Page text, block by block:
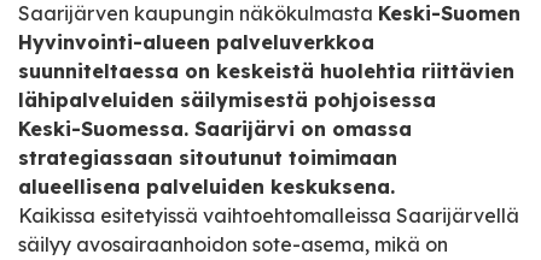
Saarijärven kaupungin näkökulmasta Keski-Suomen
Hyvinvointi-alueen palveluverkkoa
suunniteltaessa on keskeistä huolehtia riittävien
lähipalveluiden säilymisestä pohjoisessa
Keski-Suomessa. Saarijärvi on omassa
strategiassaan sitoutunut toimimaan
alueellisena palveluiden keskuksena.
Kaikissa esitetyissä vaihtoehtomalleissa Saarijärvellä
säilyy avosairaanhoidon sote-asema, mikä on